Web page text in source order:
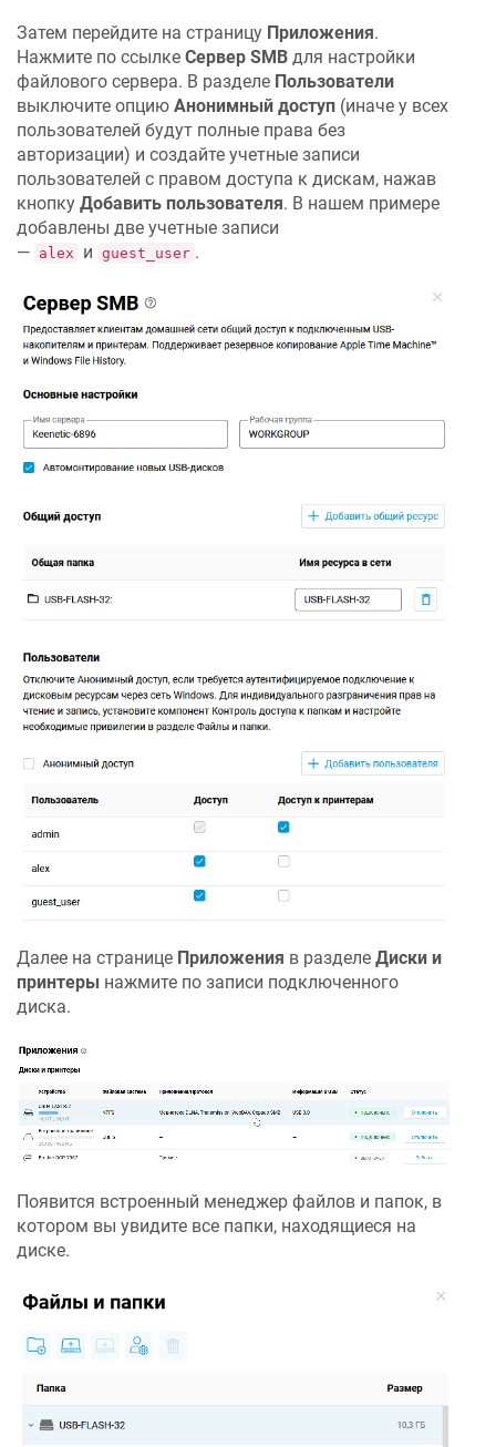
Затем перейдите на страницу Приложения.
Нажмите по ссылке Сервер SMB для настройки
файлового сервера. В разделе Пользователи
выключите опцию Анонимный доступ (иначе у всех
пользователей будут полные права без
авторизации) и создайте учетные записи
пользователей c правом доступа к дискам, нажав
кнопку Добавить пользователя. В нашем примере
добавлены две учетные записи
— alex и guest_user .
Далее на странице Приложения в разделе Диски и
принтеры нажмите по записи подключенного
диска.
Появится встроенный менеджер файлов и папок, в
котором вы увидите все папки, находящиеся на
диске.